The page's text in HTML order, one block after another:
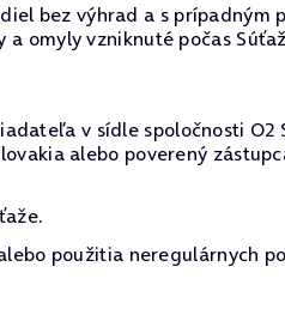
bez výhrad a s prípadným
omyly vzniknuté počas
v sídle spoločnosti O2
alebo poverený
použitia neregulárnych